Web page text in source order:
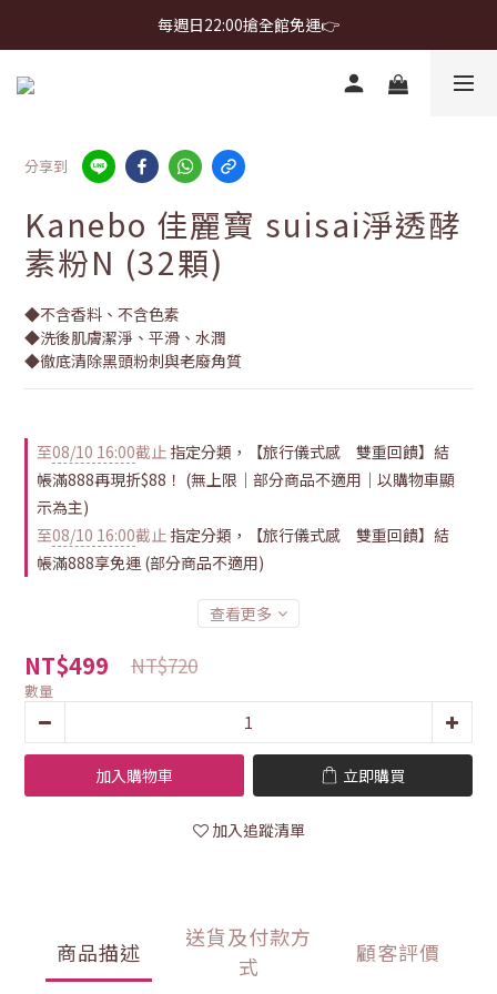
首購免運 $499 起 ＋ 加 LINE 領 $300 折價券 ➤
每週日22:00搶全館免運👉
首購免運 $499 起 ＋ 加 LINE 領 $300 折價券 ➤
分享到
Kanebo 佳麗寶 suisai淨透酵
素粉N (32顆)
◆不含香料、不含色素
◆洗後肌膚潔淨、平滑、水潤
◆徹底清除黑頭粉刺與老廢角質
至08/10 16:00截止 指定分類，【旅行儀式感 雙重回饋】結
帳滿888再現折$88！ (無上限｜部分商品不適用｜以購物車顯
示為主)
至08/10 16:00截止 指定分類，【旅行儀式感 雙重回饋】結
帳滿888享免運 (部分商品不適用)
查看更多
NT$499 NT$720
數量
加入購物車 立即購買
加入追蹤清單
商品描述
送貨及付款方
式
顧客評價